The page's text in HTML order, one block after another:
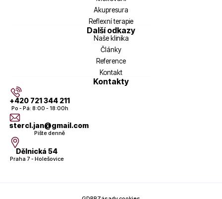
Akupresura
Reflexní terapie
Další odkazy
Naše klinika
Články
Reference
Kontakt
Kontakty
+420 721 344 211
Po - Pá: 8:00 - 18:00h
stercl.jan@gmail.com
Pište denně
Dělnická 54
Praha 7 - Holešovice